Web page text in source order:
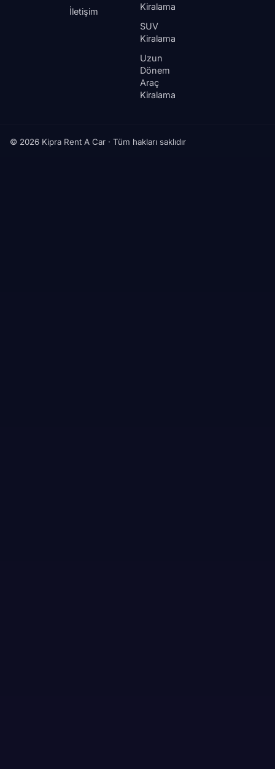
İletişim
Kiralama
SUV
Kiralama
Uzun
Dönem
Araç
Kiralama
© 2026 Kipra Rent A Car · Tüm hakları saklıdır